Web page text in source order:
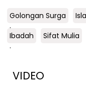
Golongan Surga
.
Ibadah
Sifat Mulia
.
VIDEO